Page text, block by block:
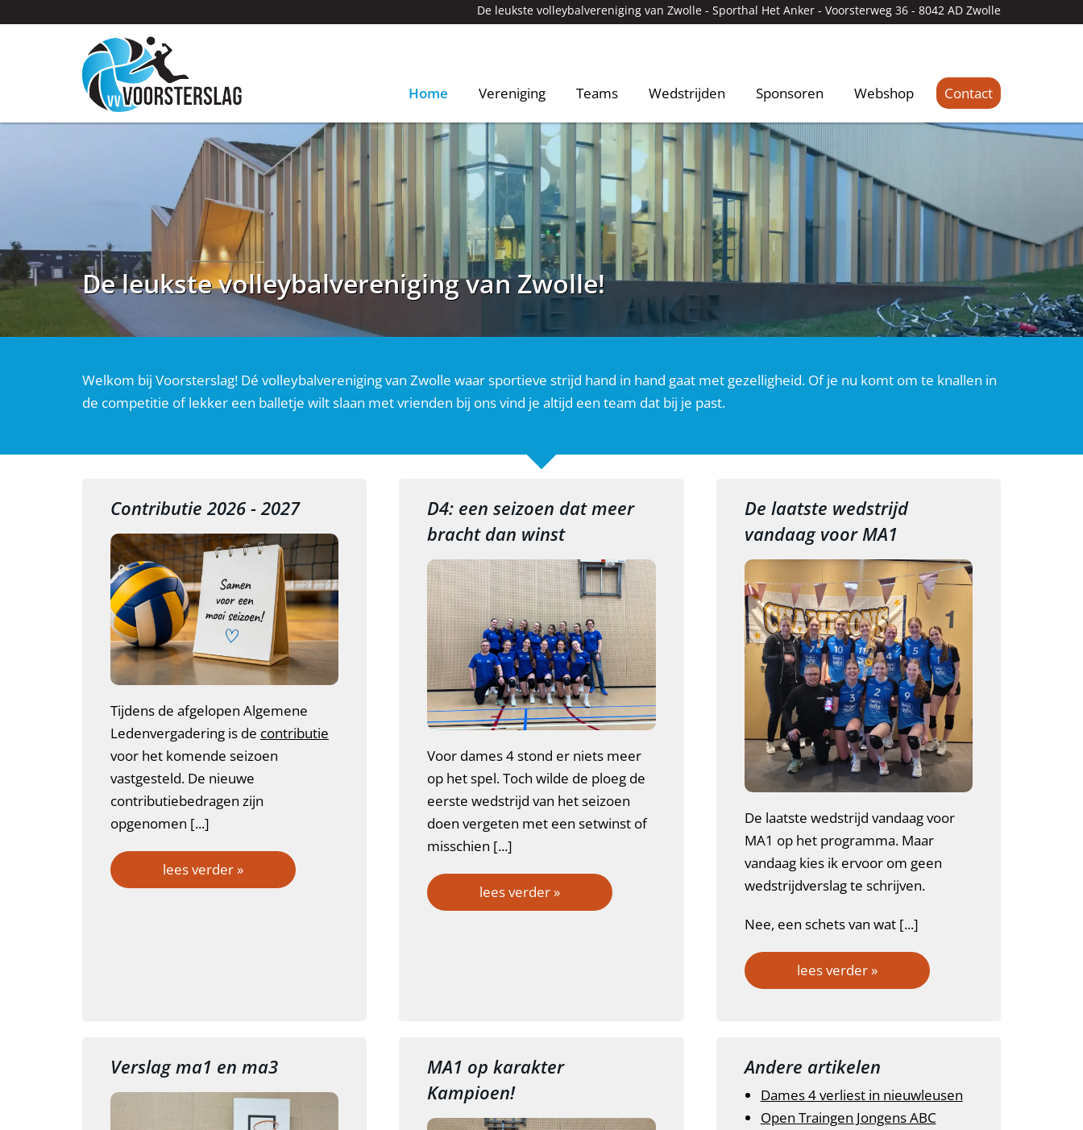
De leukste volleybalvereniging van Zwolle - Sporthal Het Anker - Voorsterweg 36 - 8042 AD Zwolle
Home Vereniging Teams Wedstrijden Sponsoren Webshop Contact
De leukste volleybalvereniging van Zwolle!
Welkom bij Voorsterslag! Dé volleybalvereniging van Zwolle waar sportieve strijd hand in hand gaat met gezelligheid. Of je nu komt om te knallen in
de competitie of lekker een balletje wilt slaan met vrienden bij ons vind je altijd een team dat bij je past.
Contributie 2026 - 2027
Tijdens de afgelopen Algemene
Ledenvergadering is de contributie
voor het komende seizoen
vastgesteld. De nieuwe
contributiebedragen zijn
opgenomen [...]
lees verder »
D4: een seizoen dat meer
bracht dan winst
Voor dames 4 stond er niets meer
op het spel. Toch wilde de ploeg de
eerste wedstrijd van het seizoen
doen vergeten met een setwinst of
misschien [...]
lees verder »
De laatste wedstrijd
vandaag voor MA1
De laatste wedstrijd vandaag voor
MA1 op het programma. Maar
vandaag kies ik ervoor om geen
wedstrijdverslag te schrijven.
Nee, een schets van wat [...]
lees verder »
Verslag ma1 en ma3
MA1 op karakter
Kampioen!
Andere artikelen
Dames 4 verliest in nieuwleusen
Open Traingen Jongens ABC